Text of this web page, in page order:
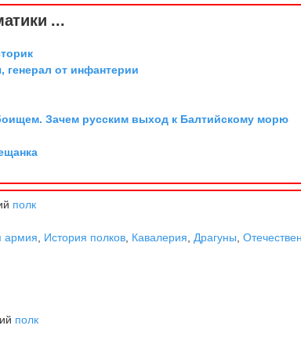
...
от инфантерии
Зачем русским выход к Балтийскому морю
полк
армия История полков Кавалерия Драгуны ,
полк